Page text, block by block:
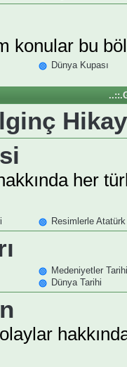
konular bu
Dünya Kupası
her
Resimlerle Atatürk
Medeniyetler Tarihi
Dünya Tarihi